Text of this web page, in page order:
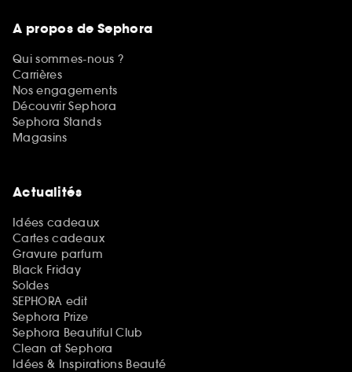
A propos de Sephora
Qui sommes-nous ?
Carrières
Nos engagements
Découvrir Sephora
Sephora Stands
Magasins
Actualités
Idées cadeaux
Cartes cadeaux
Gravure parfum
Black Friday
Soldes
SEPHORA edit
Sephora Prize
Sephora Beautiful Club
Clean at Sephora
Idées & Inspirations Beauté